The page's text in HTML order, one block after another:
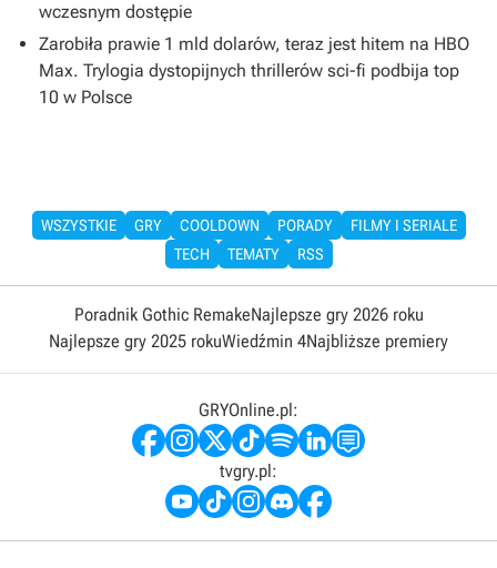
wczesnym dostępie
Zarobiła prawie 1 mld dolarów, teraz jest hitem na HBO
Max. Trylogia dystopijnych thrillerów sci-fi podbija top
10 w Polsce
WSZYSTKIE GRY COOLDOWN PORADY
FILMY I SERIALE
TECH
TEMATY RSS
Poradnik Gothic RemakeNajlepsze gry 2026 roku
Najlepsze gry 2025 rokuWiedźmin 4Najbliższe premiery
GRYOnline.pl:
tvgry.pl: